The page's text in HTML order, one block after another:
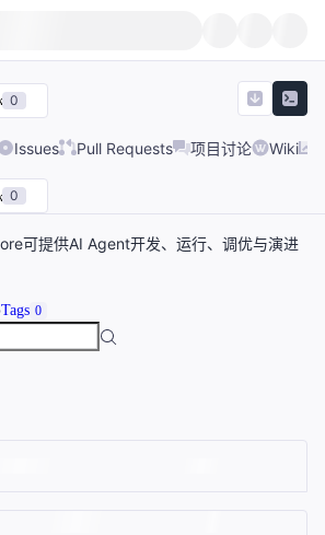
0
Issues Pull Requests 项目讨论 Wiki
0
可提供AI Agent开发、运行、调优与演进
Tags 0